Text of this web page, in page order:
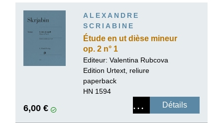
ALEXANDRE
SCRIABINE
Étude en ut dièse mineur
op. 2 n° 1
Editeur: Valentina Rubcova
Edition Urtext, reliure
paperback
HN 1594
6,00 € Détails